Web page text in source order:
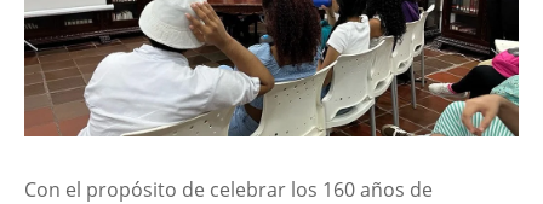
Con el propósito de celebrar los 160 años de